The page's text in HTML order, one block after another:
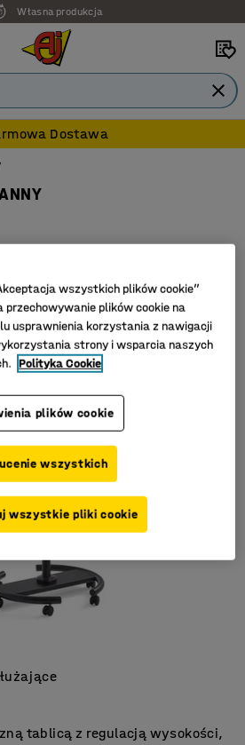
Własna produkcja
Dostawa
tablicą z regulacją wysokości,
wszystkich plików cookie”
przechowywanie plików cookie na
usprawnienia korzystania z nawigacji
strony i wsparcia naszych
Polityka Cookie
plików cookie
wszystkich
wszystkie pliki cookie